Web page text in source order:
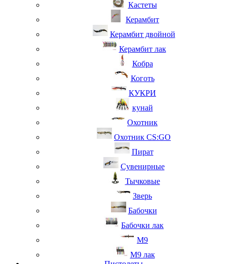
Кастеты
Керамбит
Керамбит двойной
Керамбит лак
Кобра
Коготь
КУКРИ
кунай
Охотник
Охотник CS:GO
Пират
Сувенирные
Тычковые
Зверь
Бабочки
Бабочки лак
М9
M9 лак